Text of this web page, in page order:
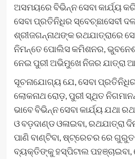
ଅସମୟରେ ବିଭିନ୍ନ ସେବା କାର୍ଯ୍ୟ
ସେବା ପ୍ରତିନିଧିର ସ୍ବେଚ୍ଛାସେବୀ
ଶ୍ରୀଜଗନ୍ନାଥଙ୍କ ରଥଯାତ୍ରାରେ
ନିମନ୍ତେ ପୋଲିସ କମିଶନର,
ନେଇ ପୁରୀ ଅଭିମୁଖେ ନିଜର ଯାତ୍ରା
ସୂଚନାଯୋଗ୍ୟ ଯେ, ସେବା
ଲୋକନାଥ ରୋଡ଼, ପୁରୀ ସ୍ଥିତ
ଭାବେ ବିଭିନ୍ନ ସେବା କାର୍ଯ୍ୟ ଯଥା
ଓ ବଡ଼ଦାଣ୍ଡ ଓଳାଇବା, ରଥଯାତ୍ରା
ପାଣି ବାଣ୍ଟିବା, ଷ୍ଟ୍ରେଚର ରେ
ବ୍ୟକ୍ତିଙ୍କୁ ହସ୍ପିଟାଲ